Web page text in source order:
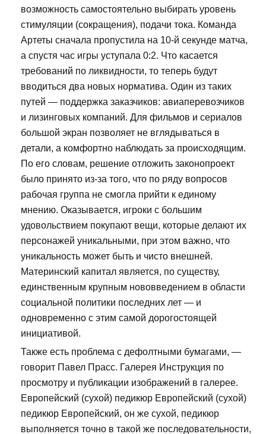
возможность самостоятельно выбирать уровень
стимуляции (сокращения), подачи тока. Команда
Артеты сначала пропустила на 10-й секунде матча,
а спустя час игры уступала 0:2. Что касается
требований по ликвидности, то теперь будут
вводиться два новых норматива. Один из таких
путей — поддержка заказчиков: авиаперевозчиков
и лизинговых компаний. Для фильмов и сериалов
большой экран позволяет не вглядываться в
детали, а комфортно наблюдать за происходящим.
По его словам, решение отложить законопроект
было принято из-за того, что по ряду вопросов
рабочая группа не смогла прийти к единому
мнению. Оказывается, игроки с большим
удовольствием покупают вещи, которые делают их
персонажей уникальными, при этом важно, что
уникальность может быть и чисто внешней.
Материнский капитал является, по существу,
единственным крупным нововведением в области
социальной политики последних лет — и
одновременно с этим самой дорогостоящей
инициативой.
Также есть проблема с дефолтными бумагами, —
говорит Павел Прасс. Галерея Инструкция по
просмотру и публикации изображений в галерее.
Европейский (сухой) педикюр Европейский (сухой)
педикюр Европейский, он же сухой, педикюр
выполняется точно в такой же последовательности,